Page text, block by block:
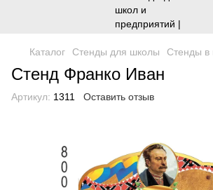
Каталог Стенды для школы Стенды в
Стенд Франко Иван
Артикул: 1311 Оставить отзыв